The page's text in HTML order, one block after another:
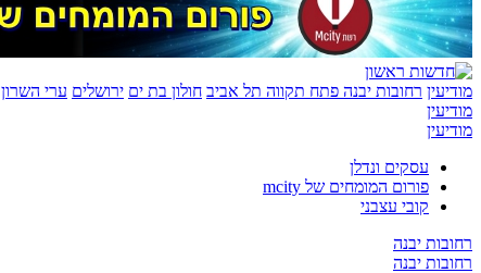
מודיעין רחובות יבנה פתח תקווה תל אביב חולון בת ים ירושלים ערי השרון
מודיעין
מודיעין
עסקים ונדלן
פורום המומחים של mcity
קובי עצבני
רחובות יבנה
רחובות יבנה